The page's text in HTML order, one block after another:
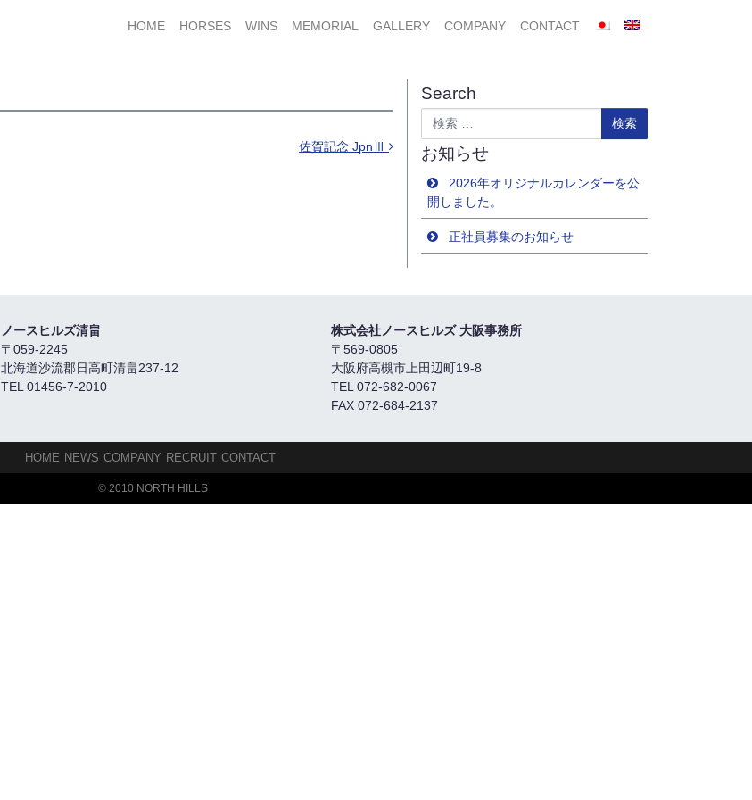
HOME
HORSES WINS MEMORIAL GALLERY COMPANY CONTACT
佐賀記念 JpnⅢ
Search
検索
お知らせ
2026年オリジナルカレンダーを公
開しました。
正社員募集のお知らせ
ノースヒルズ清畠
〒059-2245
北海道沙流郡日高町清畠237-12
TEL 01456-7-2010
株式会社ノースヒルズ 大阪事務所
〒569-0805
大阪府高槻市上田辺町19-8
TEL 072-682-0067
FAX 072-684-2137
HOME NEWS COMPANY RECRUIT CONTACT
© 2010 NORTH HILLS